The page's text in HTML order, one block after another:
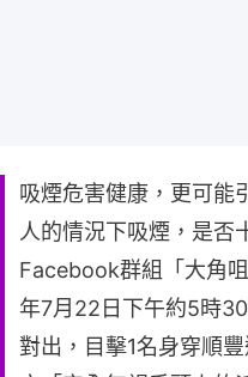
吸煙危害健康，更可能
人的情況下吸煙，是否
Facebook群組「大角
年7月22日下午約5時
對出，目擊1名身穿順